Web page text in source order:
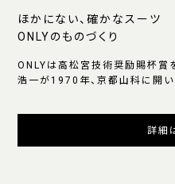
ほかにない、確かなスーツ
ONLYのものづくり
ONLYは高松宮技術奨励賜杯賞
浩一が1970年、京都山科に開い
詳細